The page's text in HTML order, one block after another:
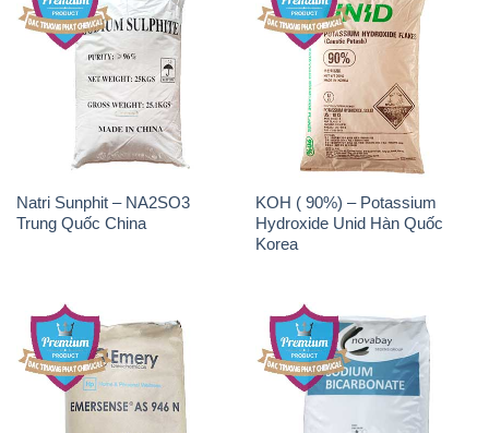
Natri Sunphit – NA2SO3
Trung Quốc China
KOH ( 90%) – Potassium
Hydroxide Unid Hàn Quốc
Chất Tạo Bọt SLS Emery –
Sodium Bicarbonate – Bicar